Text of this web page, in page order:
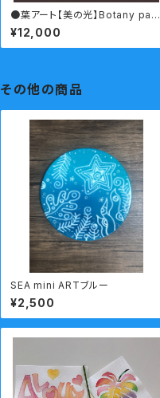
●葉アート【美の光】Botany pain
ting
¥12,000
その他の商品
SEA mini ARTブルー
¥2,500